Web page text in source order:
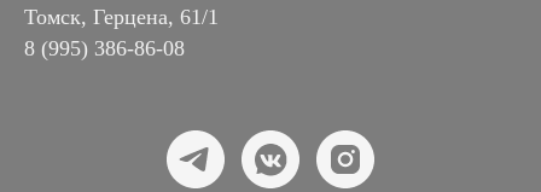
Томск, Герцена, 61/1
8 (995) 386-86-08